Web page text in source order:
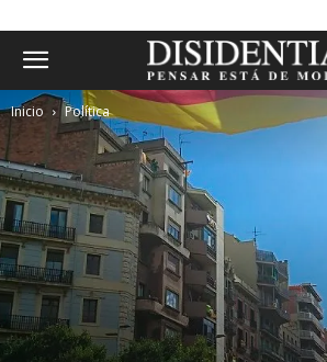
Inicio Política